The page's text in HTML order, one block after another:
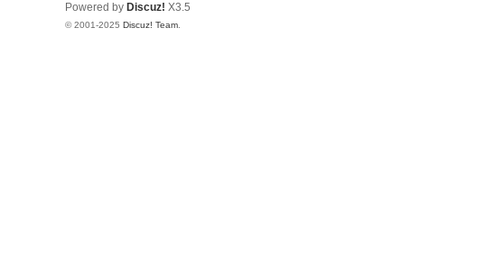
Powered by Discuz! X3.5
© 2001-2025 Discuz! Team